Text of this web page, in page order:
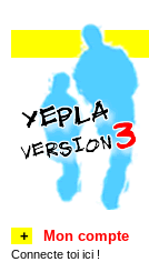
+ Mon compte
Connecte toi ici !